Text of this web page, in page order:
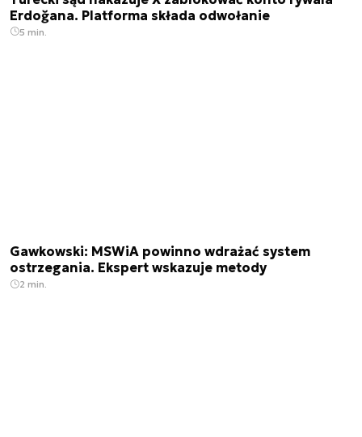
Erdoğana. Platforma składa odwołanie
5 min.
Gawkowski: MSWiA powinno wdrażać system
ostrzegania. Ekspert wskazuje metody
2 min.